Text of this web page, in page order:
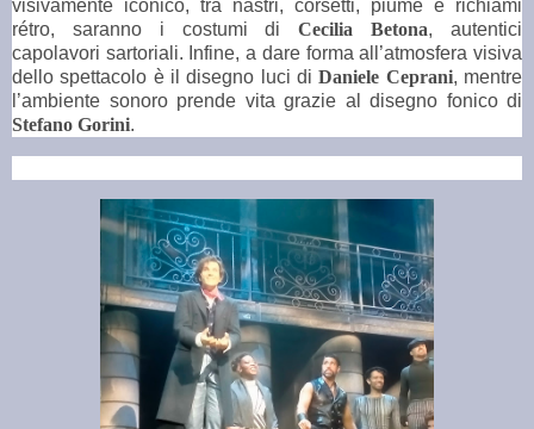
visivamente iconico, tra nastri, corsetti, piume e richiami
rétro, saranno i costumi diCecilia Betona, autentici
capolavori sartoriali. Infine, a dare forma all’atmosfera visiva
dello spettacolo è il disegno luci diDaniele Ceprani, mentre
l’ambiente sonoro prende vita grazie al disegno fonico di
Stefano Gorini.